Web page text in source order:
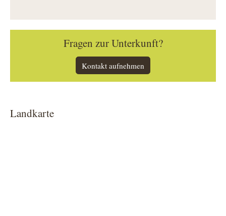
Fragen zur Unterkunft?
Kontakt aufnehmen
Landkarte